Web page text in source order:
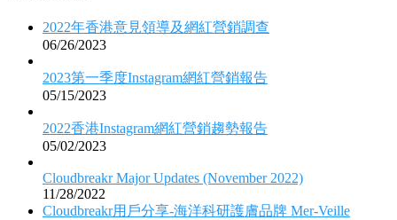
2022年香港意見領導及網紅營銷調查
06/26/2023
2023第一季度Instagram網紅營銷報告
05/15/2023
2022香港Instagram網紅營銷趨勢報告
05/02/2023
Cloudbreakr Major Updates (November 2022)
11/28/2022
Cloudbreakr用戶分享-海洋科研護膚品牌 Mer-Veille